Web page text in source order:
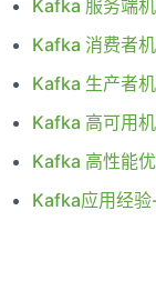
Kafka 服务端
Kafka 消费者
Kafka 生产者
Kafka 高可用
Kafka 高性能
Kafka应用经